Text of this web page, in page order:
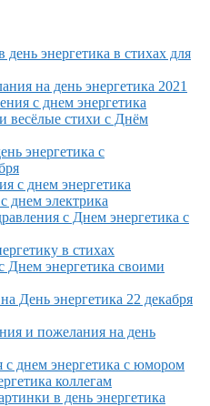
день энергетика в стихах для
на день энергетика 2021
с днем энергетика
весёлые стихи с Днём
энергетика с
с днем энергетика
днем электрика
с Днем энергетика с
в стихах
Днем энергетика своими
День энергетика 22 декабря
и пожелания на день
днем энергетика с юмором
коллегам
в день энергетика